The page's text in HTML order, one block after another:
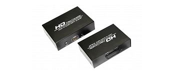
В избранное В наличии (1)